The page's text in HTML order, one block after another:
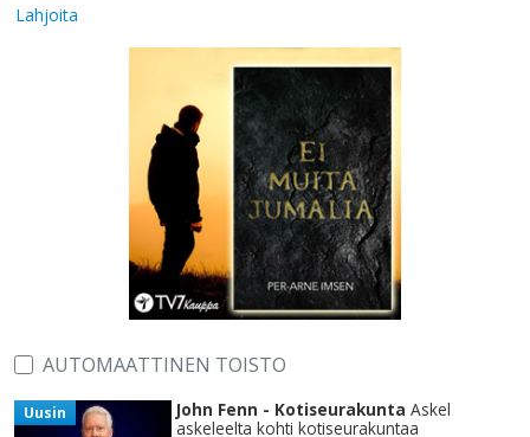
Lahjoita
AUTOMAATTINEN TOISTO
Uusin John Fenn - Kotiseurakunta Askel
askeleelta kohti kotiseurakuntaa